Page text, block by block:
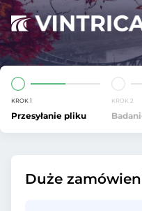
KROK 1
Przesyłanie pliku
KROK 2
Duże